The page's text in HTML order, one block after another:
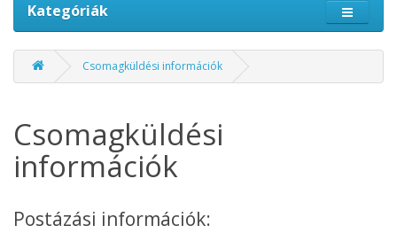
Kategóriák
Csomagküldési információk
Csomagküldési
információk
Postázási információk: